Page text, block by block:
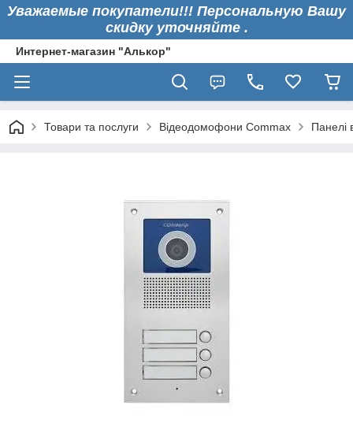
Уважаемые покупатели!!! Персональную Вашу
скидку уточняйте .
Интернет-магазин "Алькор"
Товари та послуги Відеодомофони Commax Панелі